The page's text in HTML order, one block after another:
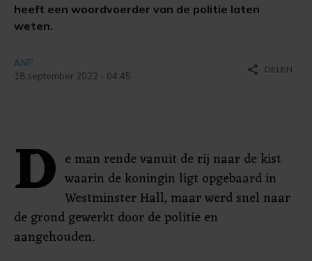
heeft een woordvoerder van de politie laten
weten.
ANP
18 september 2022 - 04:45
share DELEN
D e man rende vanuit de rij naar de kist
waarin de koningin ligt opgebaard in
Westminster Hall, maar werd snel naar
de grond gewerkt door de politie en
aangehouden.